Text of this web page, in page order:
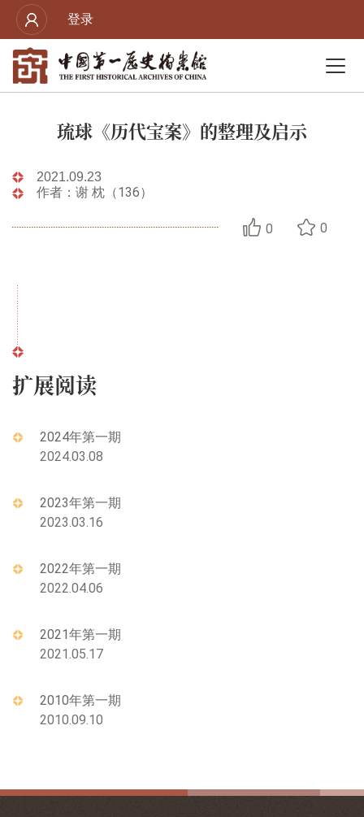
登录
琉球《历代宝案》的整理及启示
2021.09.23
作者：谢 枕（136）
0 0
扩展阅读
2024年第一期
2024.03.08
2023年第一期
2023.03.16
2022年第一期
2022.04.06
2021年第一期
2021.05.17
2010年第一期
2010.09.10